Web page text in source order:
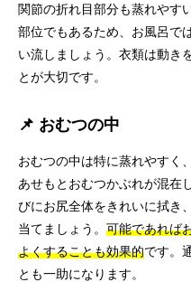
関節の折れ目部分も蒸れやす
部位でもあるため、お風呂で
い流しましょう。衣類は動き
とが大切です。
📌 おむつの中
おむつの中は特に蒸れやすく
あせもとおむつかぶれが混在
びにお尻全体をきれいに拭き
当てましょう。 可能であれば
よくすることも効果的です。
とも一助になります。